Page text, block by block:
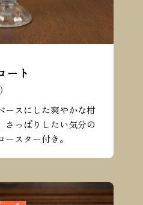
ート
ースにした爽やかな柑
さっぱりしたい気分の
スター付き。